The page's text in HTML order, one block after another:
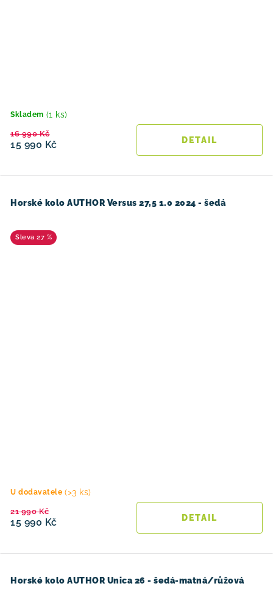
Skladem (1 ks)
15 990 Kč
16 990 Kč
Horské kolo AUTHOR Versus 27,5 1.0 2024 - šedá
27 %
U dodavatele (>3 ks)
15 990 Kč
21 990 Kč
Horské kolo AUTHOR Unica 26 - šedá-matná/růžová